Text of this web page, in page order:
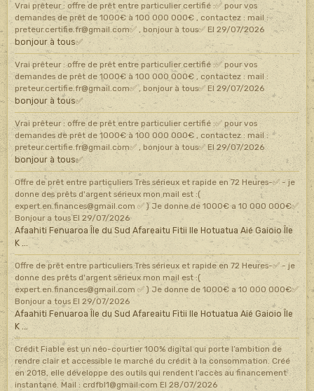
Vrai prêteur : offre de prêt entre particulier certifié :✅ pour vos
demandes de prêt de 1000€ à 100 000 000€ , contactez : mail :
preteur.certifie.fr@gmail.com✅ , bonjour à tous✅ El 29/07/2026
bonjour à tous✅
Vrai prêteur : offre de prêt entre particulier certifié :✅ pour vos
demandes de prêt de 1000€ à 100 000 000€ , contactez : mail :
preteur.certifie.fr@gmail.com✅ , bonjour à tous✅ El 29/07/2026
bonjour à tous✅
Vrai prêteur : offre de prêt entre particulier certifié :✅ pour vos
demandes de prêt de 1000€ à 100 000 000€ , contactez : mail :
preteur.certifie.fr@gmail.com✅ , bonjour à tous✅ El 29/07/2026
bonjour à tous✅
Offre de prêt entre particuliers Très sérieux et rapide en 72 Heures-✅ - je
donne des prêts d'argent sérieux mon mail est :(
expert.en.finances@gmail.com ✅ ) Je donne de 1000€ a 10 000 000€✅
Bonjour a tous El 29/07/2026
Afaahiti Fenuaroa Île du Sud Afareaitu Fitii Ile Hotuatua Aié Gaioio Île
K ...
Offre de prêt entre particuliers Très sérieux et rapide en 72 Heures-✅ - je
donne des prêts d'argent sérieux mon mail est :(
expert.en.finances@gmail.com ✅ ) Je donne de 1000€ a 10 000 000€✅
Bonjour a tous El 29/07/2026
Afaahiti Fenuaroa Île du Sud Afareaitu Fitii Ile Hotuatua Aié Gaioio Île
K ...
Crédit Fiable est un néo-courtier 100% digital qui porte l’ambition de
rendre clair et accessible le marché du crédit à la consommation. Créé
en 2018, elle développe des outils qui rendent l’accès au financement
instantané. Mail : crdfbl1@gmail.com El 28/07/2026